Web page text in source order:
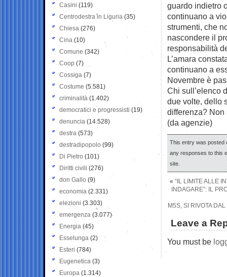
guardo indietro
continuano a
strumenti, che
nascondere il
responsabilità
L’amara
continuano a
Novembre è
Chi sull’elenco
due volte, dello
differenza? Non
(da agenzie)
This entry was posted
any responses to this
site.
« “IL LIMITE ALLE
INDAGARE”: IL
M5S, SI RIVOTA
Leave a
You must be
Casini (119)
Centrodestra in Liguria (35)
Chiesa (276)
Cina (10)
Comune (342)
Coop (7)
Cossiga (7)
Costume (5.581)
criminalità (1.402)
democratici e progressisti (19)
denuncia (14.528)
destra (573)
destradipopolo (99)
Di Pietro (101)
Diritti civili (276)
don Gallo (9)
economia (2.331)
elezioni (3.303)
emergenza (3.077)
Energia (45)
Esselunga (2)
Esteri (784)
Eugenetica (3)
Europa (1.314)